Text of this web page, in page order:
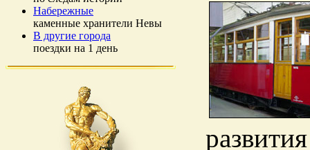
Набережные
каменные хранители Невы
В другие города
поездки на 1 день